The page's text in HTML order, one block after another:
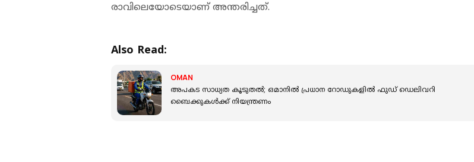
രാവിലെയോടെയാണ് അന്തരിച്ചത്.
Also Read:
OMAN
അപകട സാധ്യത കൂടുതൽ; ഒമാനിൽ പ്രധാന റോഡുകളിൽ ഫുഡ് ​ഡെലിവറി
ബൈക്കുകൾക്ക് നിയന്ത്രണം